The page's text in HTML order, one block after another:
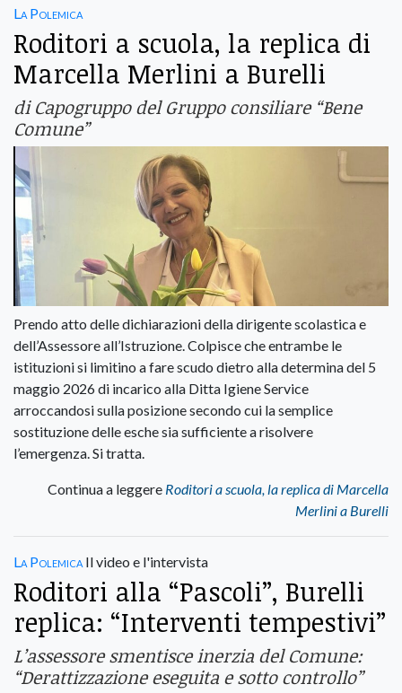
La Polemica
Roditori a scuola, la replica di
Marcella Merlini a Burelli
di Capogruppo del Gruppo consiliare “Bene
Comune”
Prendo atto delle dichiarazioni della dirigente scolastica e
dell’Assessore all’Istruzione. Colpisce che entrambe le
istituzioni si limitino a fare scudo dietro alla determina del 5
maggio 2026 di incarico alla Ditta Igiene Service
arroccandosi sulla posizione secondo cui la semplice
sostituzione delle esche sia sufficiente a risolvere
l’emergenza. Si tratta.
Continua a leggere Roditori a scuola, la replica di Marcella
Merlini a Burelli
La Polemica Il video e l'intervista
Roditori alla “Pascoli”, Burelli
replica: “Interventi tempestivi”
L’assessore smentisce inerzia del Comune:
“Derattizzazione eseguita e sotto controllo”